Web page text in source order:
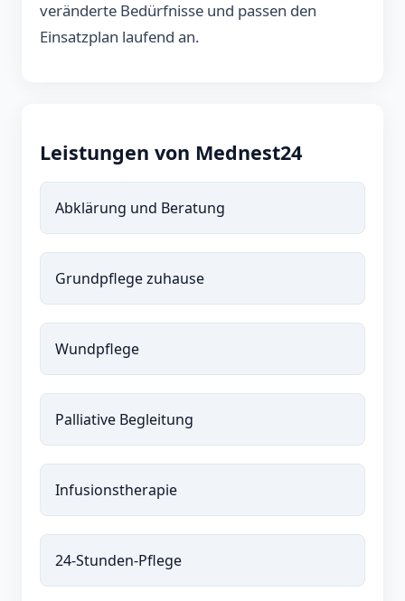
veränderte Bedürfnisse und passen den
Einsatzplan laufend an.
Leistungen von Mednest24
Abklärung und Beratung
Grundpflege zuhause
Wundpflege
Palliative Begleitung
Infusionstherapie
24-Stunden-Pflege